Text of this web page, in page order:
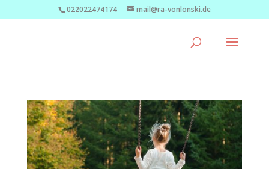
022022474174 mail@ra-vonlonski.de